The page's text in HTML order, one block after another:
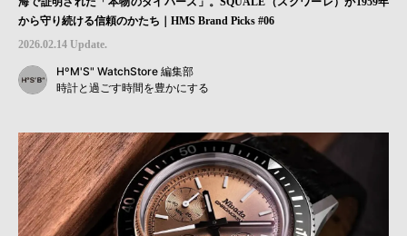
から守り続ける信頼のかたち｜HMS Brand Picks #06
2026.02.14 Update.
HºM'S" WatchStore 編集部
時計と過ごす時間を豊かにする